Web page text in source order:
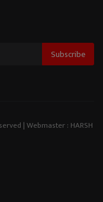
Subscribe
| Webmaster : HARSH